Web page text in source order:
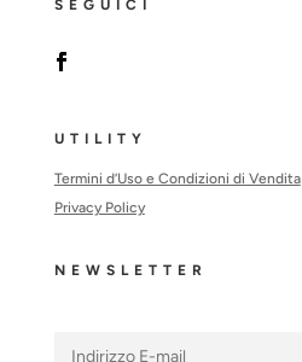
SEGUICI
UTILITY
Termini d’Uso e Condizioni di Vendita
Privacy Policy
NEWSLETTER